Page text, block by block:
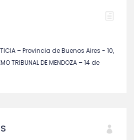
– Provincia de Buenos Aires - 10,
TRIBUNAL DE MENDOZA – 14 de